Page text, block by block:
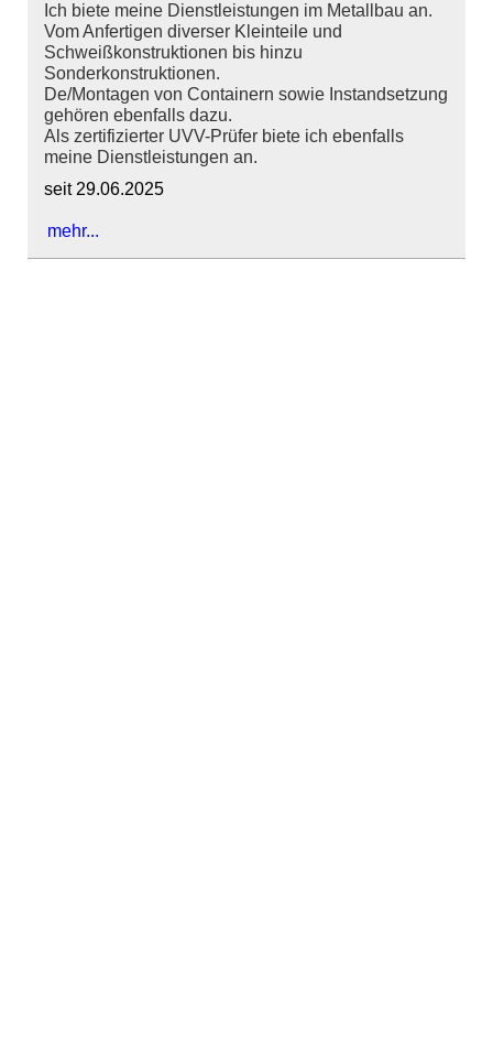
Ich biete meine Dienstleistungen im Metallbau an.
Vom Anfertigen diverser Kleinteile und
Schweißkonstruktionen bis hinzu
Sonderkonstruktionen.
De/Montagen von Containern sowie Instandsetzung
gehören ebenfalls dazu.
Als zertifizierter UVV-Prüfer biete ich ebenfalls
meine Dienstleistungen an.
seit 29.06.2025
mehr...